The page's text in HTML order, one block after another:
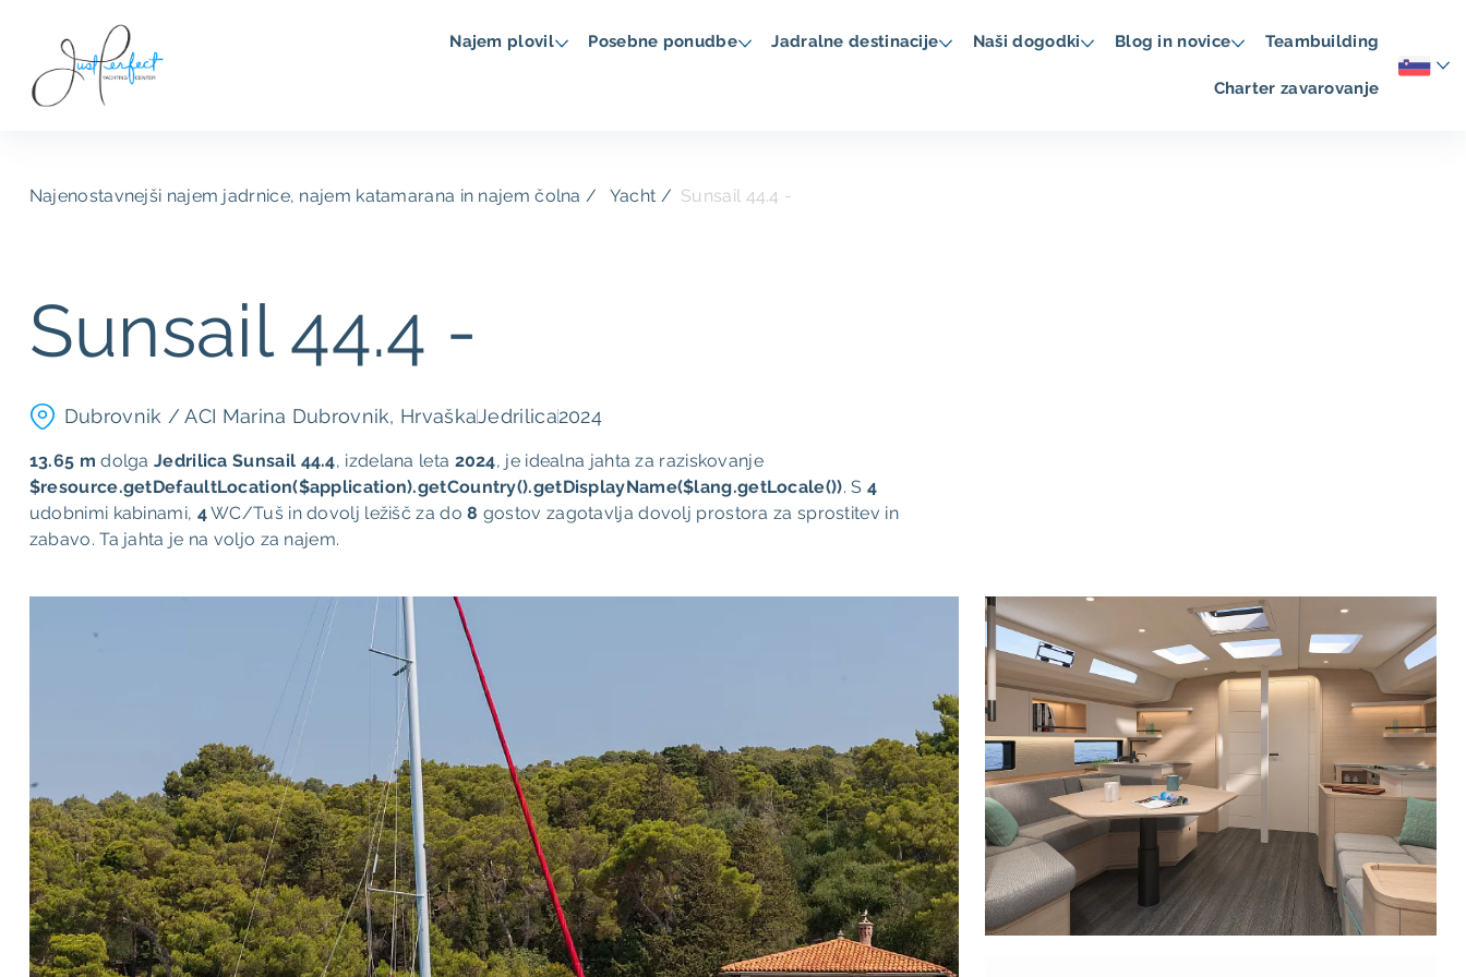
Najem plovil Posebne ponudbe Jadralne destinacije Naši dogodki Blog in novice Teambuilding
Charter zavarovanje
Najenostavnejši najem jadrnice, najem katamarana in najem čolna Yacht / Sunsail 44.4 -
Sunsail 44.4 -
Dubrovnik / ACI Marina Dubrovnik, HrvaškaJedrilica2024
13.65 m dolgaJedrilica Sunsail 44.4, ​​izdelana leta 2024, je idealna jahta za raziskovanje
$resource.getDefaultLocation($application).getCountry().getDisplayName($lang.getLocale()). S 4
udobnimi kabinami, 4WC/Tuš in dovolj ležišč za do8 gostov zagotavlja dovolj prostora za sprostitev in
zabavo. Ta jahta je na voljo za najem.